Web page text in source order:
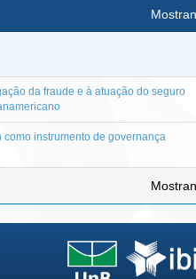
da fraude e à atuação do seguro
instrumento de governança